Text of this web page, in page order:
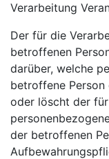
Verarbeitung
Der für die
betroffenen
darüber, welche
betroffene
oder löscht der
der betroffenen